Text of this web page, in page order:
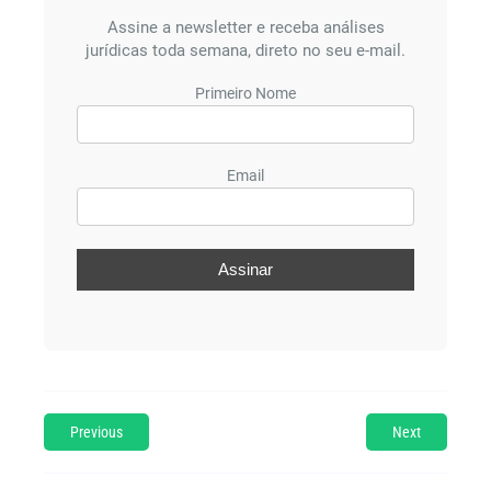
Assine a newsletter e receba análises
jurídicas toda semana, direto no seu e-mail.
Primeiro Nome
Email
Previous Next